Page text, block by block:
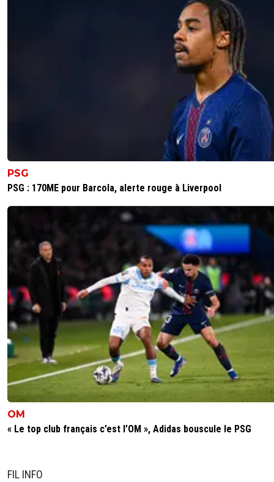
PSG
PSG : 170ME pour Barcola, alerte rouge à Liverpool
OM
« Le top club français c’est l’OM », Adidas bouscule le PSG
FIL INFO